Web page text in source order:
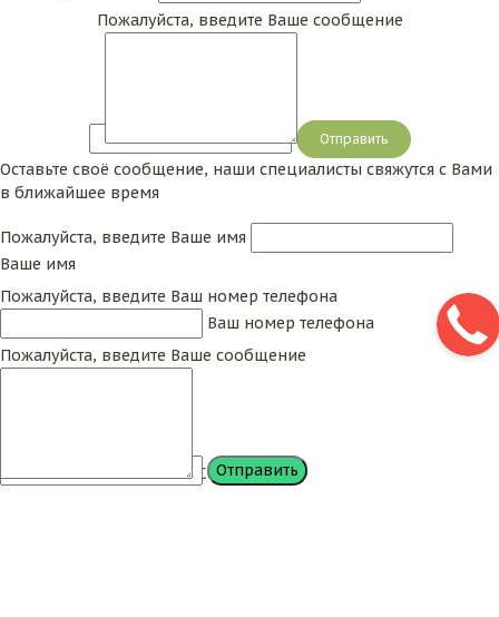
Пожалуйста, введите Ваше сообщение
Сообщение
Оставьте своё сообщение, наши специалисты свяжутся с Вами
в ближайшее время
Пожалуйста, введите Ваше имя
Ваше имя
Пожалуйста, введите Ваш номер телефона
Ваш номер телефона
Пожалуйста, введите Ваше сообщение
Сообщение